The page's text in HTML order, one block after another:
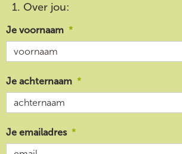
1. Over jou:
Je voornaam
Je achternaam
Je emailadres